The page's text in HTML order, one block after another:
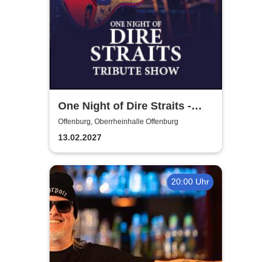
One Night of Dire Straits -
Tribute Show
Offenburg, Oberrheinhalle Offenburg
13.02.2027
20:00 Uhr